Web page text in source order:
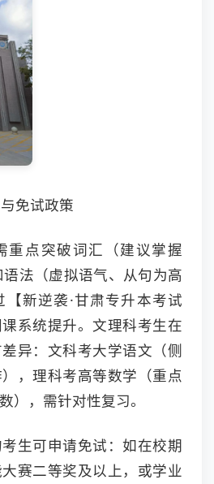
免试政策
重点突破词汇（建议掌握
法（虚拟语气、从句为高
新逆袭·甘肃专升本考试
系统提升。文理科考生在
异：文科考大学语文（侧
，理科考高等数学（重点
），需针对性复习。
生可申请免试：如在校期
赛二等奖及以上，或学业